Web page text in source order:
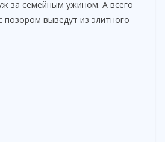
за семейным ужином. А всего
позором выведут из элитного